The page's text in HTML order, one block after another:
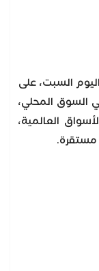
السبت، على
السوق المحلي،
العالمية،
مستقرة.